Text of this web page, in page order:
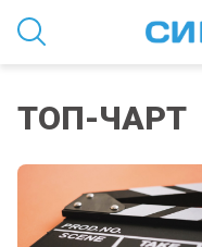
ТОП-ЧАРТ